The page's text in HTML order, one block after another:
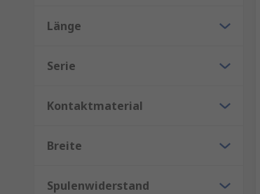
Länge
Serie
Kontaktmaterial
Breite
Spulenwiderstand